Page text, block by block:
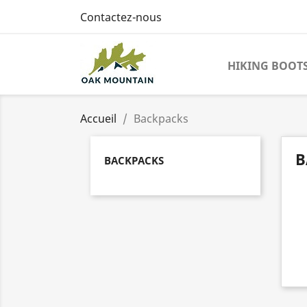
Contactez-nous
HIKING
Accueil Backpacks
BACKPACKS